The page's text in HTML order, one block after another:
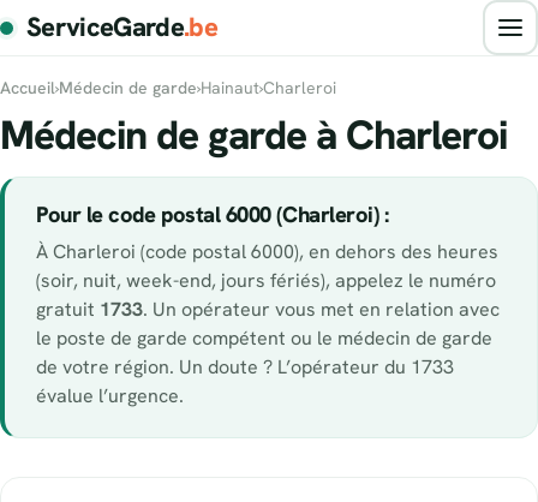
ServiceGarde.be
Accueil›Médecin de garde›Hainaut›Charleroi
Médecin de garde à Charleroi
Pour le code postal 6000 (Charleroi) :
À Charleroi (code postal 6000), en dehors des heures
(soir, nuit, week-end, jours fériés), appelez le numéro
gratuit 1733. Un opérateur vous met en relation avec
le poste de garde compétent ou le médecin de garde
de votre région. Un doute ? L’opérateur du 1733
évalue l’urgence.